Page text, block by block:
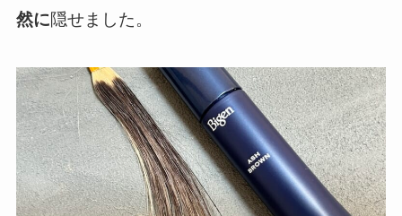
然に隠せました。